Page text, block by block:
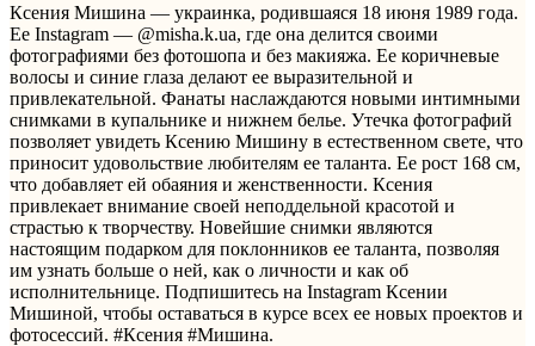
Ксения Мишина — украинка, родившаяся 18 июня 1989 года.
Ее Instagram — @misha.k.ua, где она делится своими
фотографиями без фотошопа и без макияжа. Ее коричневые
волосы и синие глаза делают ее выразительной и
привлекательной. Фанаты наслаждаются новыми интимными
снимками в купальнике и нижнем белье. Утечка фотографий
позволяет увидеть Ксению Мишину в естественном свете, что
приносит удовольствие любителям ее таланта. Ее рост 168 см,
что добавляет ей обаяния и женственности. Ксения
привлекает внимание своей неподдельной красотой и
страстью к творчеству. Новейшие снимки являются
настоящим подарком для поклонников ее таланта, позволяя
им узнать больше о ней, как о личности и как об
исполнительнице. Подпишитесь на Instagram Ксении
Мишиной, чтобы оставаться в курсе всех ее новых проектов и
фотосессий. #Ксения #Мишина.